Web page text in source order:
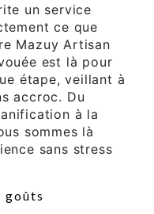
un service
ce que
Mazuy Artisan
est là pour
étape, veillant à
accroc. Du
à la
sommes là
sans stress
goûts